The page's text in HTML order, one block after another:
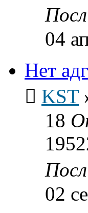
04
Нет
KST
18
02